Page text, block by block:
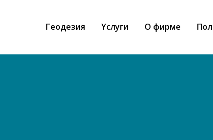
Геодезия Yслуги О фирме